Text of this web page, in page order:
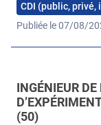
CDI (public, privé,
Publiée le 07/08/
INGÉNIEUR DE
(50)